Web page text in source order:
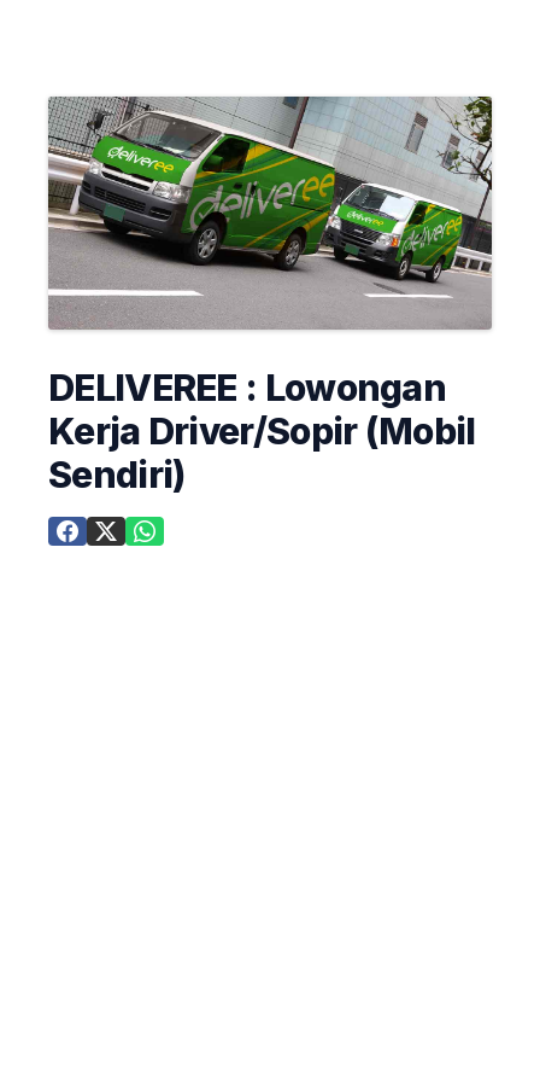
DELIVEREE : Lowongan
Kerja Driver/Sopir (Mobil
Sendiri)